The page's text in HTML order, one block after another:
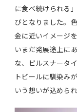
に食べ続けられる
びとなりました。
金に近いイメージ
いまだ発展途上に
な、ピルスナータ
トビールに馴染み
いう想いが込められ